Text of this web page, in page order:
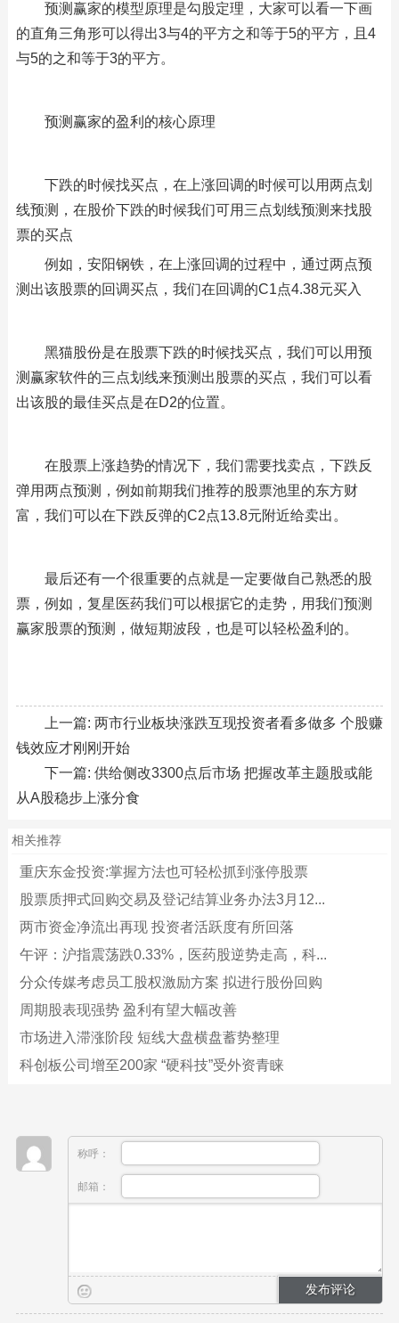
预测赢家的模型原理是勾股定理，大家可以看一下画
的直角三角形可以得出3与4的平方之和等于5的平方，且4
与5的之和等于3的平方。
预测赢家的盈利的核心原理
下跌的时候找买点，在上涨回调的时候可以用两点划
线预测，在股价下跌的时候我们可用三点划线预测来找股
票的买点
例如，安阳钢铁，在上涨回调的过程中，通过两点预
测出该股票的回调买点，我们在回调的C1点4.38元买入
黑猫股份是在股票下跌的时候找买点，我们可以用预
测赢家软件的三点划线来预测出股票的买点，我们可以看
出该股的最佳买点是在D2的位置。
在股票上涨趋势的情况下，我们需要找卖点，下跌反
弹用两点预测，例如前期我们推荐的股票池里的东方财
富，我们可以在下跌反弹的C2点13.8元附近给卖出。
最后还有一个很重要的点就是一定要做自己熟悉的股
票，例如，复星医药我们可以根据它的走势，用我们预测
赢家股票的预测，做短期波段，也是可以轻松盈利的。
上一篇: 两市行业板块涨跌互现投资者看多做多 个股赚
钱效应才刚刚开始
下一篇: 供给侧改3300点后市场 把握改革主题股或能
从A股稳步上涨分食
相关推荐
重庆东金投资:掌握方法也可轻松抓到涨停股票
股票质押式回购交易及登记结算业务办法3月12...
两市资金净流出再现 投资者活跃度有所回落
午评：沪指震荡跌0.33%，医药股逆势走高，科...
分众传媒考虑员工股权激励方案 拟进行股份回购
周期股表现强势 盈利有望大幅改善
市场进入滞涨阶段 短线大盘横盘蓄势整理
科创板公司增至200家 “硬科技”受外资青睐
称呼：
邮箱：